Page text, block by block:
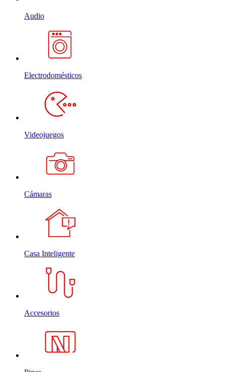
Audio
Electrodomésticos
Videojuegos
Cámaras
Casa Inteligente
Accesorios